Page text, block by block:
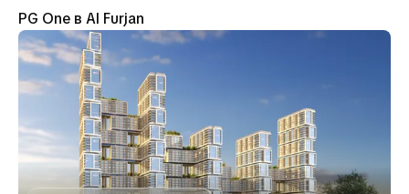
PG One в Al Furjan